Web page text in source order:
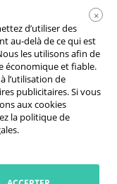
vente
données
×
d’utiliser des
au-delà de ce qui est
les utilisons afin de
économique et fiable.
l’utilisation de
publicitaires. Si vous
aux cookies
la politique de
.